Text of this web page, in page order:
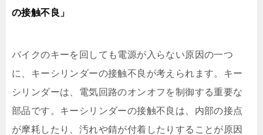
の接触不良」
バイクのキーを回しても電源が入らない原因の一つ
に、キーシリンダーの接触不良が考えられます。キー
シリンダーは、電気回路のオンオフを制御する重要な
部品です。キーシリンダーの接触不良は、内部の接点
が摩耗したり、汚れや錆が付着したりすることが原因